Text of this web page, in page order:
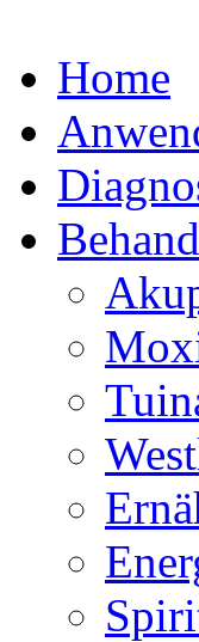
Home